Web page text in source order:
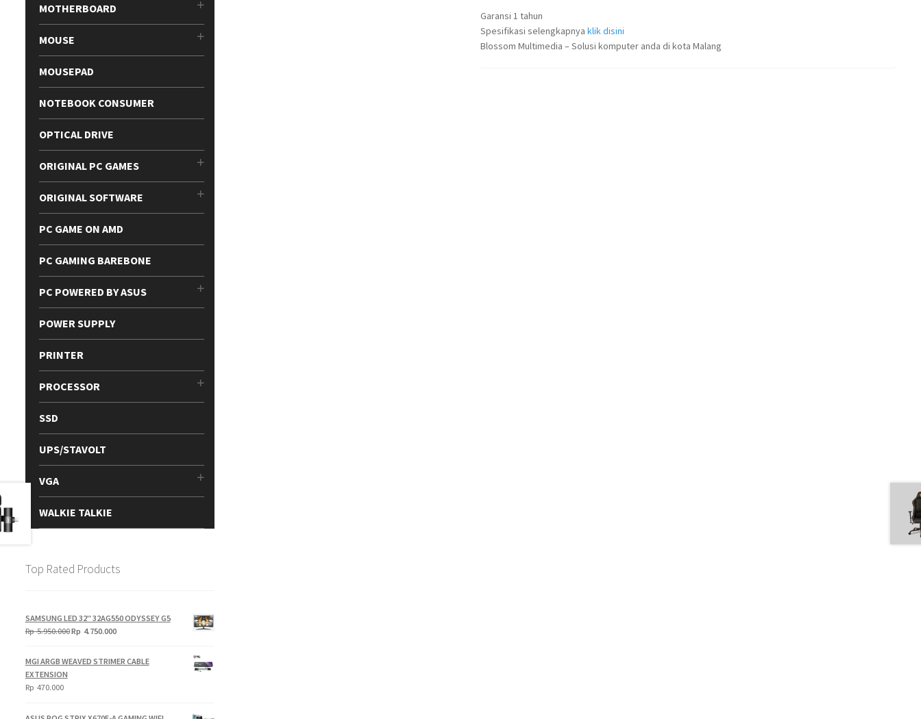
Garansi 1 tahun
Spesifikasi selengkapnya klik disini
Blossom Multimedia – Solusi komputer anda di kota Malang
MOTHERBOARD
MOUSE
MOUSEPAD
NOTEBOOK CONSUMER
OPTICAL DRIVE
ORIGINAL PC GAMES
ORIGINAL SOFTWARE
PC GAME ON AMD
PC GAMING BAREBONE
PC POWERED BY ASUS
POWER SUPPLY
PRINTER
PROCESSOR
SSD
UPS/STAVOLT
VGA
WALKIE TALKIE
Top Rated Products
SAMSUNG LED 32" 32AG550 ODYSSEY G5
Rp5.950.000Original
Rp 4.750.000Current
MGI ARGB WEAVED STRIMER CABLE
EXTENSION
Rp 470.000